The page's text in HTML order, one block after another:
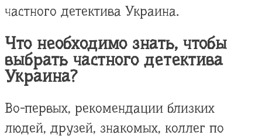
частного детектива Украина.
Что необходимо знать, чтобы
выбрать частного детектива
Украина?
Во-первых, рекомендации близких
людей, друзей, знакомых, коллег по